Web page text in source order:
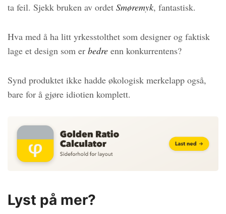
ta feil. Sjekk bruken av ordet Smøremyk, fantastisk.
Hva med å ha litt yrkesstolthet som designer og faktisk
lage et design som er bedre enn konkurrentens?
Synd produktet ikke hadde økologisk merkelapp også,
bare for å gjøre idiotien komplett.
Lyst på mer?